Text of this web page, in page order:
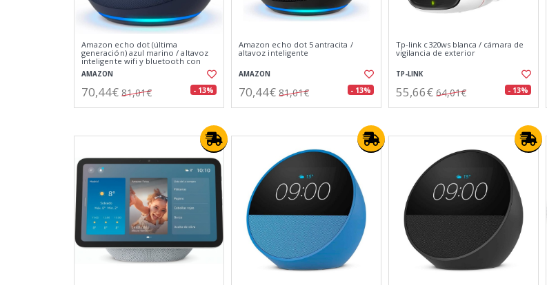
Amazon echo dot (última
generación) azul marino / altavoz
inteligente wifi y bluetooth con
alexa
AMAZON
70,44€ 81,01€ - 13%
Amazon echo dot 5 antracita /
altavoz inteligente
AMAZON
70,44€ 81,01€ - 13%
Tp-link c320ws blanca / cámara de
vigilancia de exterior
TP-LINK
55,66€ 64,01€ - 13%